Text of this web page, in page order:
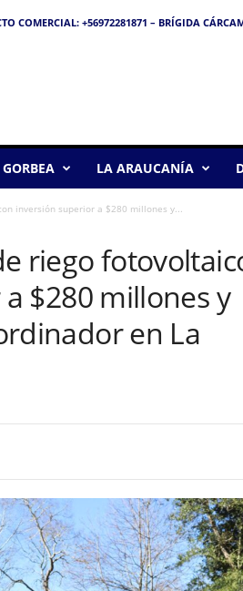
COMERCIAL: +56972281871 – BRÍGIDA
GORBEA LA ARAUCANÍA
inversión superior a $280 millones y...
riego
$280 millones y
en La